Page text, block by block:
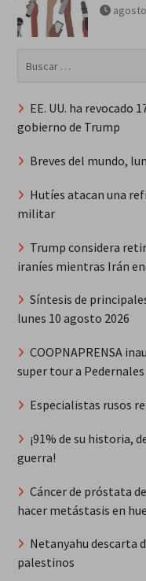
EE. UU. ha revocado
gobierno de Trump
Breves del mundo,
Hutíes atacan una
militar
Trump considera
iraníes mientras Irán
Síntesis de
lunes 10 agosto 2026
COOPNAPRENSA
super tour a Pedernales
Especialistas rusos
¡91% de su historia,
guerra!
Cáncer de próstata
hacer metástasis en
Netanyahu descarta
palestinos